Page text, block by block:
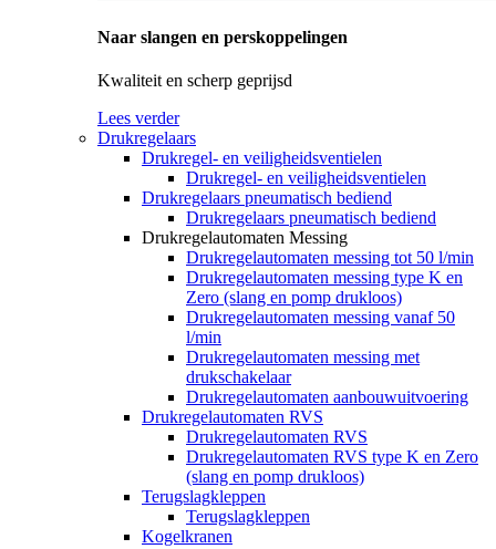
Naar slangen en perskoppelingen
Kwaliteit en scherp geprijsd
Lees verder
Drukregelaars
Drukregel- en veiligheidsventielen
Drukregel- en veiligheidsventielen
Drukregelaars pneumatisch bediend
Drukregelaars pneumatisch bediend
Drukregelautomaten Messing
Drukregelautomaten messing tot 50 l/min
Drukregelautomaten messing type K en
Zero (slang en pomp drukloos)
Drukregelautomaten messing vanaf 50
l/min
Drukregelautomaten messing met
drukschakelaar
Drukregelautomaten aanbouwuitvoering
Drukregelautomaten RVS
Drukregelautomaten RVS
Drukregelautomaten RVS type K en Zero
(slang en pomp drukloos)
Terugslagkleppen
Terugslagkleppen
Kogelkranen